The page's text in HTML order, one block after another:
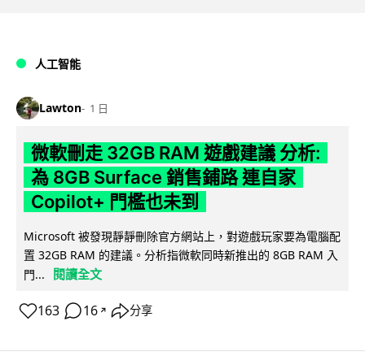
人工智能
Lawton 1 日
微軟刪走 32GB RAM 遊戲建議 分析:
為 8GB Surface 銷售鋪路 連自家
Copilot+ 門檻也未到
Microsoft 被發現靜靜刪除官方網站上，對遊戲玩家要為電腦配
置 32GB RAM 的建議。分析指微軟同時新推出的 8GB RAM 入
門...
閱讀全文
163 16 ↗ 分享